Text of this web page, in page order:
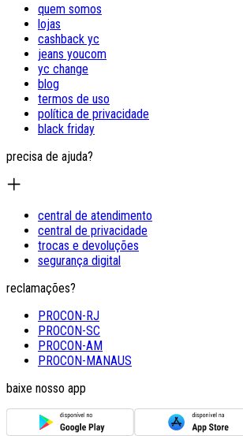
quem somos
lojas
cashback yc
jeans youcom
yc change
blog
termos de uso
política de privacidade
black friday
precisa de ajuda?
central de atendimento
central de privacidade
trocas e devoluções
segurança digital
reclamações?
PROCON-RJ
PROCON-SC
PROCON-AM
PROCON-MANAUS
baixe nosso app